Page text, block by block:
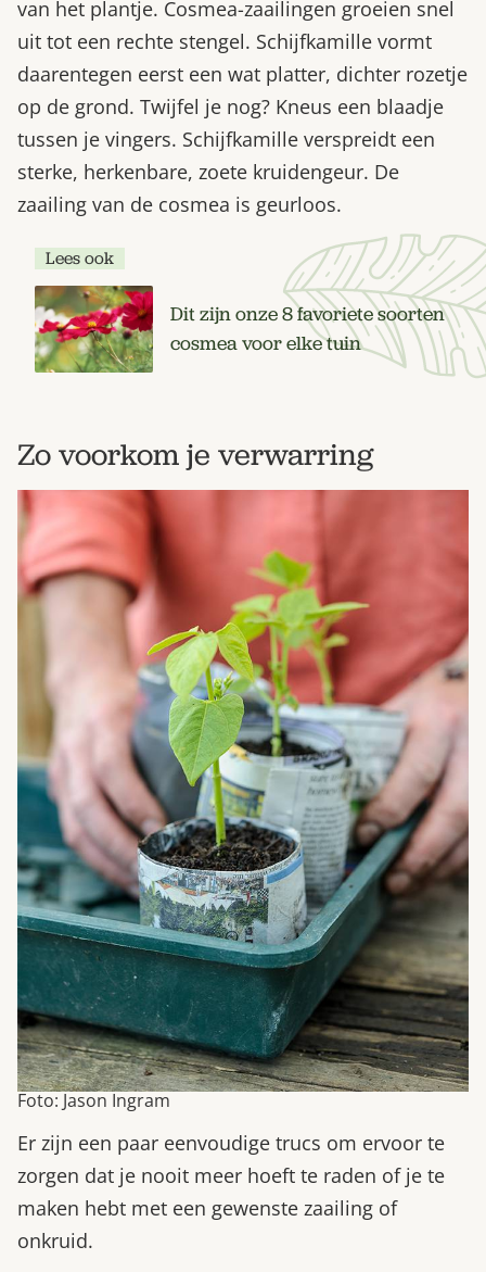
van het plantje. Cosmea-zaailingen groeien snel
uit tot een rechte stengel. Schijfkamille vormt
daarentegen eerst een wat platter, dichter rozetje
op de grond. Twijfel je nog? Kneus een blaadje
tussen je vingers. Schijfkamille verspreidt een
sterke, herkenbare, zoete kruidengeur. De
zaailing van de cosmea is geurloos.
Lees ook
Dit zijn onze 8 favoriete soorten
cosmea voor elke tuin
Zo voorkom je verwarring
Foto: Jason Ingram
Er zijn een paar eenvoudige trucs om ervoor te
zorgen dat je nooit meer hoeft te raden of je te
maken hebt met een gewenste zaailing of
onkruid.